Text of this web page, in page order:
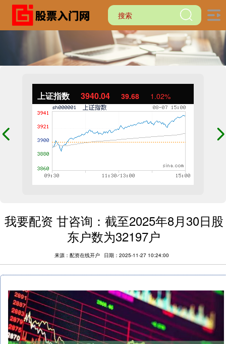
上证指数 3940.04 39.68 1.02%
我要配资 甘咨询：截至2025年8月30日股
东户数为32197户
来源：配资在线开户 日期：2025-11-27 10:24:00